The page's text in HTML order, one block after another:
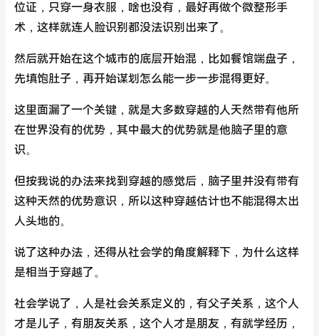
位证，只穿一身衣服，啥也没有，最好再做个微整形手
术，这样就连人脸识别都没法识别出来了。
然后就开始在这个城市的底层开始混，比如餐馆端盘子，
先填饱肚子，再开始谋划怎么能一步一步混得更好。
这里面漏了一个关键，就是大多数穿越的人天然带有他所
在世界没有的优势，其中最大的优势就是他脑子里的意
识。
但按我说的办法来找到穿越的感觉后，脑子里并没有带有
这种天然的优势意识，所以这种穿越估计也不能混得太出
人头地的。
说了这种办法，还得从社会学的角度解释下，为什么这样
是相当于穿越了。
社会学说了，人是社会关系定义的，有父子关系，这个人
才是儿子，有朋友关系，这个人才是朋友，有就学经历，